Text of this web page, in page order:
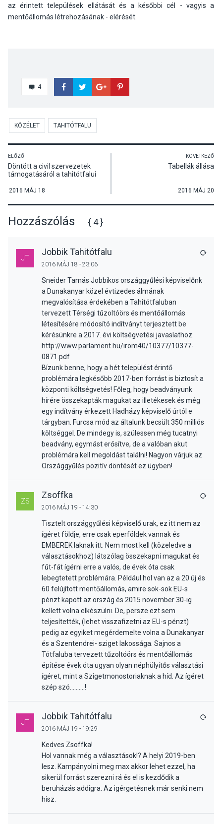
az érintett települések ellátását és a későbbi cél - vagyis a
mentőállomás létrehozásának - elérését.
4
KÖZÉLET TAHITÓTFALU
ELŐZŐ
Döntött a civil szervezetek
támogatásáról a tahitótfalui
2016 MÁJ 18
KÖVETKEZŐ
Tabellák állása
2016 MÁJ 20
Hozzászólás { 4 }
JT
Jobbik Tahitótfalu
2016 MÁJ 18 - 23:06
Sneider Tamás Jobbikos országgyűlési képviselőnk
a Dunakanyar közel évtizedes álmának
megvalósítása érdekében a Tahitótfaluban
tervezett Térségi tűzoltóörs és mentőállomás
létesítésére módosító indítványt terjesztett be
kérésünkre a 2017. évi költségvetési javaslathoz.
http://www.parlament.hu/irom40/10377/10377-
0871.pdf
Bízunk benne, hogy a hét települést érintő
problémára legkésőbb 2017-ben forrást is biztosít a
központi költségvetés! Főleg, hogy beadványunk
hírére összekapták magukat az illetékesek és még
egy indítvány érkezett Hadházy képviselő úrtól e
tárgyban. Furcsa mód az általunk becsült 350 milliós
költséggel. De mindegy is, szülessen még tucatnyi
beadvány, egymást erősítve, de a valóban akut
problémára kell megoldást találni! Nagyon várjuk az
Országgyűlés pozitív döntését ez ügyben!
ZS
Zsoffka
2016 MÁJ 19 - 14:30
Tisztelt országgyűlési képviselő urak, ez itt nem az
ígéret földje, erre csak eperföldek vannak és
EMBEREK laknak itt. Nem most kell (közeledve a
választásokhoz) látszólag összekapni magukat és
fűt-fát ígérni erre a valós, de évek óta csak
lebegtetett problémára. Például hol van az a 20 új és
60 felújított mentőállomás, amire sok-sok EU-s
pénzt kapott az ország és 2015 november 30-ig
kellett volna elkészülni. De, persze ezt sem
teljesítették, (lehet visszafizetni az EU-s pénzt)
pedig az egyiket megérdemelte volna a Dunakanyar
és a Szentendrei- sziget lakossága. Sajnos a
Tótfaluba tervezett tűzoltóörs és mentőállomás
építése évek óta ugyan olyan néphülyítős választási
ígéret, mint a Szigetmonostoriaknak a híd. Az ígéret
szép szó..........!
JT
Jobbik Tahitótfalu
2016 MÁJ 19 - 19:29
Kedves Zsoffka!
Hol vannak még a választások!? A helyi 2019-ben
lesz. Kampányolni meg max akkor lehet ezzel, ha
sikerül forrást szerezni rá és el is kezdődik a
beruházás addigra. Az igérgetésnek már senki nem
hisz.